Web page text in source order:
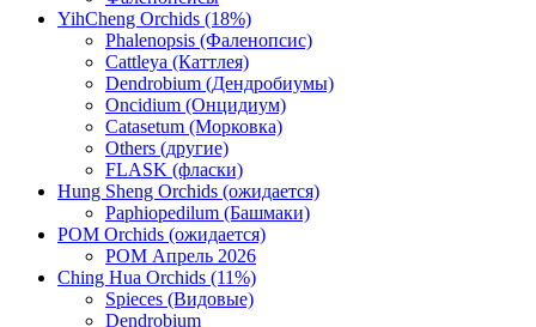
YihCheng Orchids (18%)
Phalenopsis (Фаленопсис)
Cattleya (Каттлея)
Dendrobium (Дендробиумы)
Oncidium (Онцидиум)
Catasetum (Морковка)
Others (другие)
FLASK (фласки)
Hung Sheng Orchids (ожидается)
Paphiopedilum (Башмаки)
POM Orchids (ожидается)
POM Апрель 2026
Ching Hua Orchids (11%)
Spieces (Видовые)
Dendrobium